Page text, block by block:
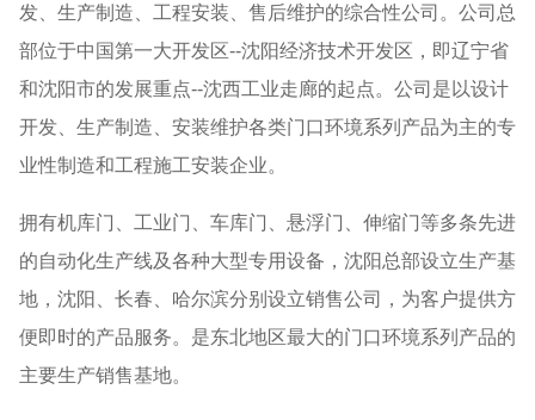
发、生产制造、工程安装、售后维护的综合性公司。公司总
部位于中国第一大开发区--沈阳经济技术开发区，即辽宁省
和沈阳市的发展重点--沈西工业走廊的起点。公司是以设计
开发、生产制造、安装维护各类门口环境系列产品为主的专
业性制造和工程施工安装企业。
拥有机库门、工业门、车库门、悬浮门、伸缩门等多条先进
的自动化生产线及各种大型专用设备，沈阳总部设立生产基
地，沈阳、长春、哈尔滨分别设立销售公司，为客户提供方
便即时的产品服务。是东北地区最大的门口环境系列产品的
主要生产销售基地。